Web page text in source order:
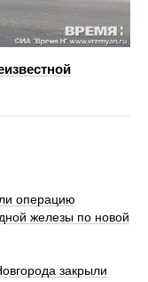
операцию
железы по новой
закрыли